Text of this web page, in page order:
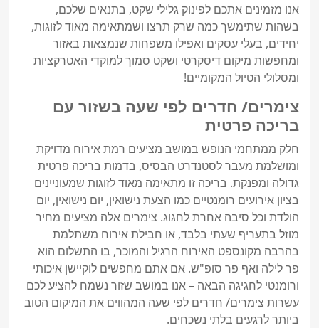
אנו מזמינים אתכם לפינוק גלילי שקט, בתנאים שלכם,
בשהות שתימשך כמה שרק תרצו ושמתאימה מאוד לזוגות,
יחידים, בעלי עסקים ואפילו משפחות שנמצאות באזור
ומחפשות מיקום דיסקרטי ושקט סמוך למוקדי האטרקציות
ומסלולי הטיול המקומיים!
צימרים/ חדרים לפי שעה בשזור עם
בריכה פרטית
חלק ממתחמי הנופש במושב מציעים רמת אירוח מדויקת
ומושלמת מעבר לסטנדרט הבסיס, בדמות בריכה פרטית
גדולה ומפנקת. בריכה זו מתאימה מאוד לזוגות שמעוניינים
בציון אירועים רומנטיים כמו הצעת נישואין, יום נישואין, יום
הולדת וכל סיבה אחרת לחגוג. צימרים אלה מציעים מחיר
מוזל בתעריף שעתי בלבד, או חבילת אירוח משתלמת
בהרבה מקונספט האירוח הרגיל והמוכר, בו התשלום הוא
פר לילה ואף פר סופ"ש. אם אתם מחפשים לוקיישן איכותי
ורומנטי לחגיגה הבאה – אנו במושב שזור נשמח להציע לכם
עשרות צימרים/ חדרים לפי שעה המהווים את המיקום הטוב
ביותר לרגעים בלתי נשכחים.